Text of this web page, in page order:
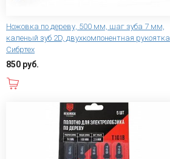
Ножовка по дереву, 500 мм, шаг зуба 7 мм,
каленый зуб 2D, двухкомпонентная рукоятка
Сибртех
850 руб.